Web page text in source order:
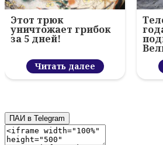
Этот трюк
уничтожает грибок
за 5 дней!
Читать далее
ПАИ в Telegram